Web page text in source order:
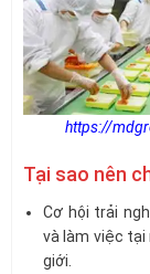
https://
Tại sao nên
Cơ hội trải
và làm việc
giới.